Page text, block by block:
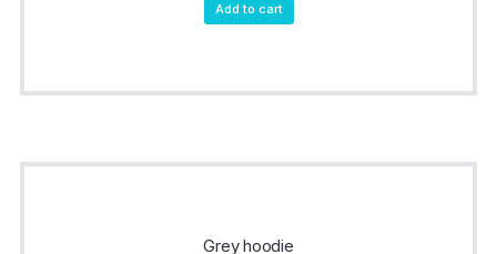
Add to cart
Grey hoodie